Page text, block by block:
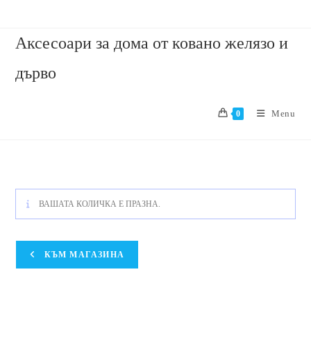
Аксесоари за дома от ковано желязо и
дърво
0 Menu
ВАШАТА КОЛИЧКА Е ПРАЗНА.
КЪМ МАГАЗИНА